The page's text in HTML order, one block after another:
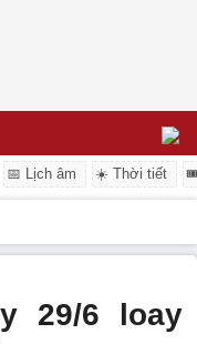
📅 Lịch âm ☀️ Thời tiết
29/6 loay